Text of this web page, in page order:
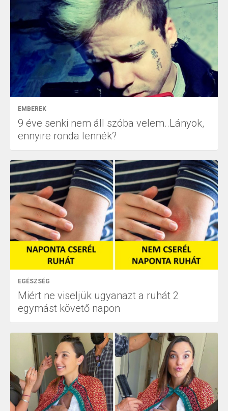
EMBEREK
9 éve senki nem áll szóba velem..Lányok,
ennyire ronda lennék?
EGÉSZSÉG
Miért ne viseljük ugyanazt a ruhát 2
egymást követő napon